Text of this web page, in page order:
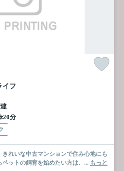
イフ
20分
れいな中古マンションで住み心地にも
ットの飼育を始めたい方は、... もっと